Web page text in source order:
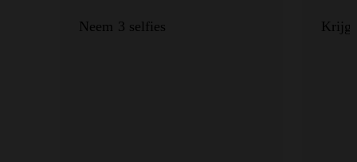
Neem 3 selfies Krijg